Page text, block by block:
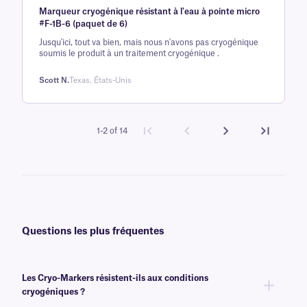
5 sur la
base d'
évaluation
Marqueur cryogénique résistant à l'eau à pointe micro
#F-1B-6 (paquet de 6)
Jusqu'ici, tout va bien, mais nous n'avons pas cryogénique
soumis le produit à un traitement cryogénique .
Scott N. Texas, États-Unis
1-2 of 14
Questions les plus fréquentes
Les Cryo-Markers résistent-ils aux conditions
cryogéniques ?